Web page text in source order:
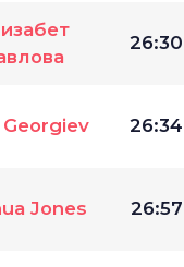
26:30
Georgiev 26:34
Jones 26:57